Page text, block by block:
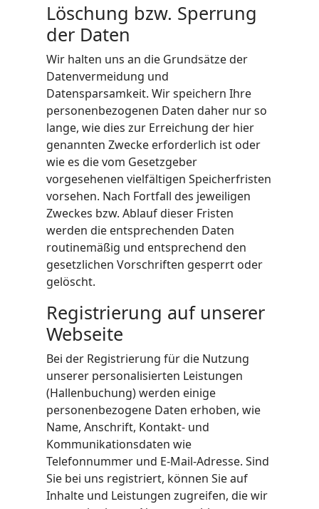
Löschung bzw. Sperrung
der Daten
Wir halten uns an die Grundsätze der
Datenvermeidung und
Datensparsamkeit. Wir speichern Ihre
personenbezogenen Daten daher nur so
lange, wie dies zur Erreichung der hier
genannten Zwecke erforderlich ist oder
wie es die vom Gesetzgeber
vorgesehenen vielfältigen Speicherfristen
vorsehen. Nach Fortfall des jeweiligen
Zweckes bzw. Ablauf dieser Fristen
werden die entsprechenden Daten
routinemäßig und entsprechend den
gesetzlichen Vorschriften gesperrt oder
gelöscht.
Registrierung auf unserer
Webseite
Bei der Registrierung für die Nutzung
unserer personalisierten Leistungen
(Hallenbuchung) werden einige
personenbezogene Daten erhoben, wie
Name, Anschrift, Kontakt- und
Kommunikationsdaten wie
Telefonnummer und E-Mail-Adresse. Sind
Sie bei uns registriert, können Sie auf
Inhalte und Leistungen zugreifen, die wir